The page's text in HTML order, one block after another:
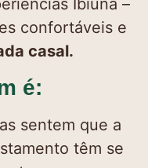
Ibiuna –
confortáveis e
casal.
é:
sentem que a
têm se